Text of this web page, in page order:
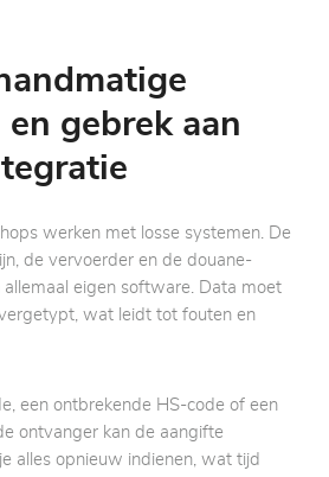
en gebrek aan
werken met losse systemen. De
de vervoerder en de douane-
eigen software. Data moet
wat leidt tot fouten en
een ontbrekende HS-code of een
ontvanger kan de aangifte
alles opnieuw indienen, wat tijd